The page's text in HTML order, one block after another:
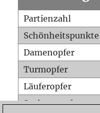
Partienzahl
Schönheitspunkte
Damenopfer
Turmopfer
Läuferopfer
Springeropfer